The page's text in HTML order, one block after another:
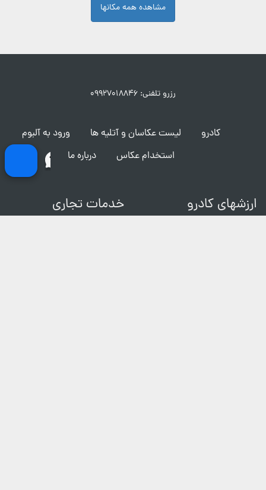
مشاهده همه مکانها
رزرو تلفنی: ۰۹۹۲۷۰۱۸۸۴۶
کادرو لیست عکاسان و آتلیه ها
ورود به آلبوم
استخدام عکاس
درباره ما
ارزشهای کادرو خدمات تجاری